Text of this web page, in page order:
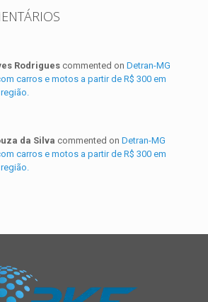
Rodrigues commented on Detran-MG
carros e motos a partir de R$ 300 em
da Silva commented on Detran-MG
carros e motos a partir de R$ 300 em